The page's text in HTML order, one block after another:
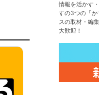
情報を活かす
すの3つの「か
スの取材・編
大歓迎！